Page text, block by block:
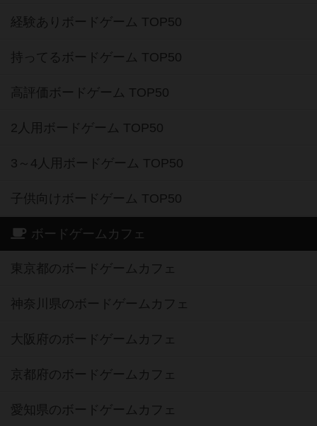
経験ありボードゲーム TOP50
持ってるボードゲーム TOP50
高評価ボードゲーム TOP50
2人用ボードゲーム TOP50
3～4人用ボードゲーム TOP50
子供向けボードゲーム TOP50
ボードゲームカフェ
東京都のボードゲームカフェ
神奈川県のボードゲームカフェ
大阪府のボードゲームカフェ
京都府のボードゲームカフェ
愛知県のボードゲームカフェ